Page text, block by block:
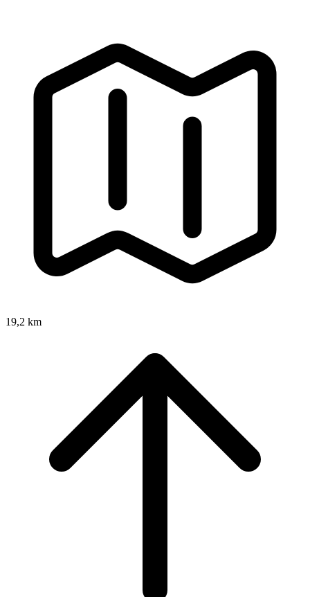
19,2 km